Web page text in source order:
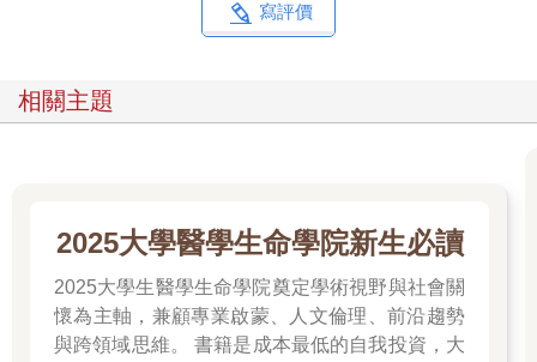
寫評價
相關主題
2025大學醫學生命學院新生必讀
2025大學生醫學生命學院奠定學術視野與社會關
懷為主軸，兼顧專業啟蒙、人文倫理、前沿趨勢
與跨領域思維。 書籍是成本最低的自我投資，大